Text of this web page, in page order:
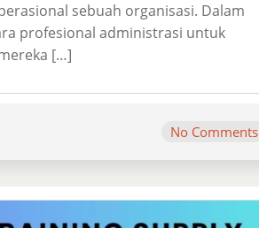
sebuah organisasi. Dalam
profesional administrasi untuk
[…]
No Comments